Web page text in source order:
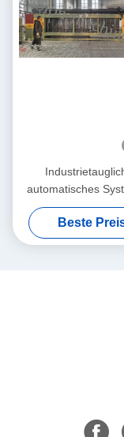
automatisches
die
Beste